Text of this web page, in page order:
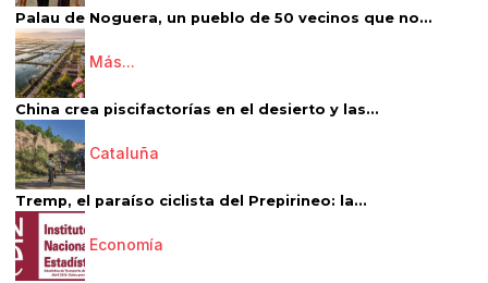
Palau de Noguera, un pueblo de 50 vecinos que no...
Más...
China crea piscifactorías en el desierto y las...
Cataluña
Tremp, el paraíso ciclista del Prepirineo: la...
Economía